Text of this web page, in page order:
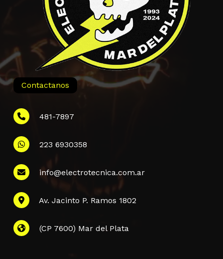
Contactanos
481-7897
223 6930358
info@electrotecnica.com.ar
Av. Jacinto P. Ramos 1802
(CP 7600) Mar del Plata
Información
QUIENES SOMOS
POLÍTICA DE PRIVACIDAD
PREGUNTAS FRECUENTES
CONTACTANOS